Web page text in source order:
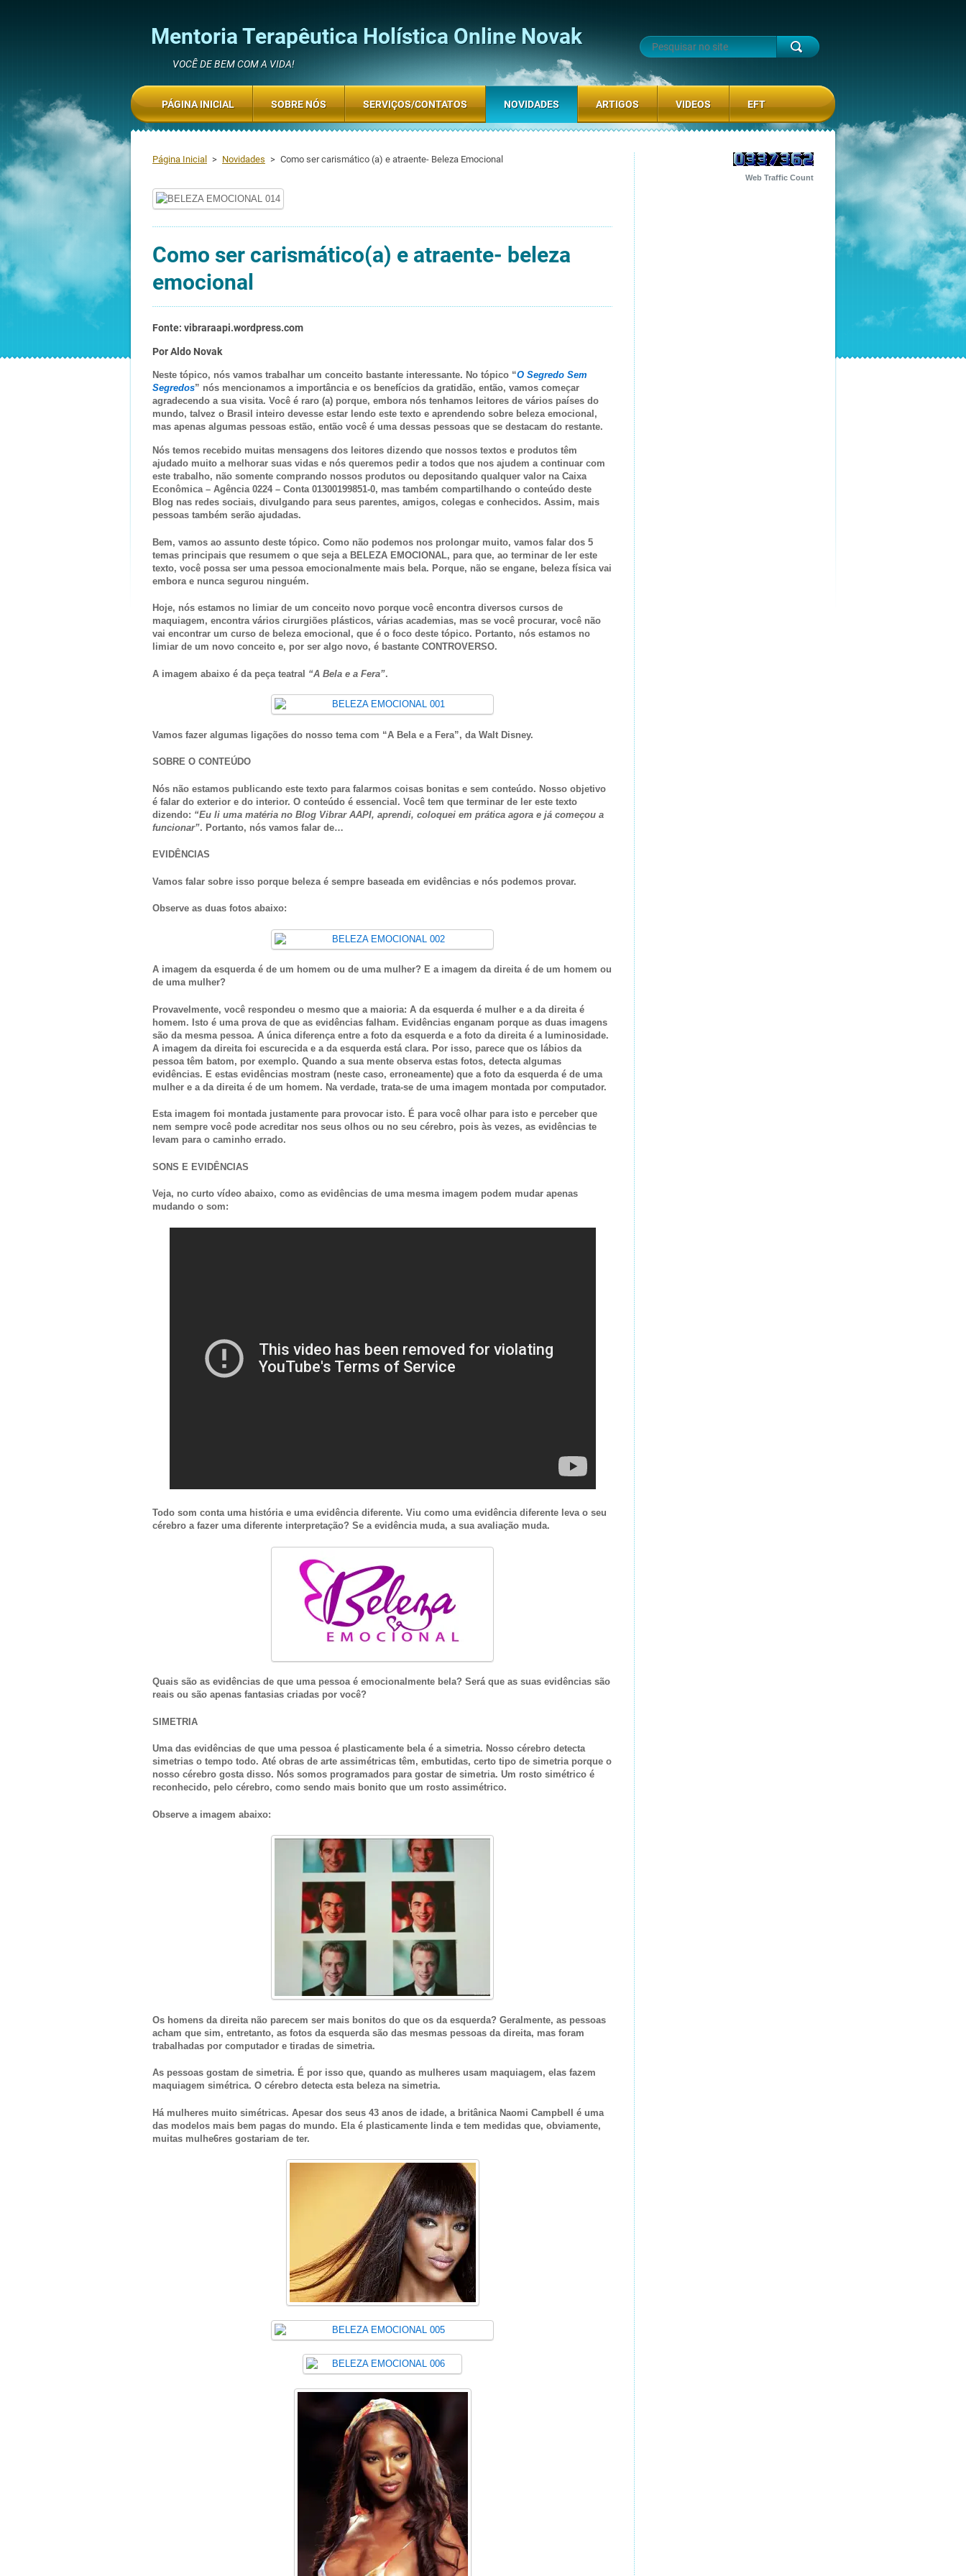
Mentoria Terapêutica Holística Online Novak
VOCÊ DE BEM COM A VIDA!
Página Inicial > Novidades > Como ser carismático (a) e atraente- Beleza Emocional
Como ser carismático(a) e atraente- beleza
emocional
Fonte: vibraraapi.wordpress.com
Por Aldo Novak
Neste tópico, nós vamos trabalhar um conceito bastante interessante. No tópico “O Segredo Sem
Segredos” nós mencionamos a importância e os benefícios da gratidão, então, vamos começar
agradecendo a sua visita. Você é raro (a) porque, embora nós tenhamos leitores de vários países do
mundo, talvez o Brasil inteiro devesse estar lendo este texto e aprendendo sobre beleza emocional,
mas apenas algumas pessoas estão, então você é uma dessas pessoas que se destacam do restante.
Nós temos recebido muitas mensagens dos leitores dizendo que nossos textos e produtos têm
ajudado muito a melhorar suas vidas e nós queremos pedir a todos que nos ajudem a continuar com
este trabalho, não somente comprando nossos produtos ou depositando qualquer valor na Caixa
Econômica – Agência 0224 – Conta 01300199851-0, mas também compartilhando o conteúdo deste
Blog nas redes sociais, divulgando para seus parentes, amigos, colegas e conhecidos. Assim, mais
pessoas também serão ajudadas.
Bem, vamos ao assunto deste tópico. Como não podemos nos prolongar muito, vamos falar dos 5
temas principais que resumem o que seja a BELEZA EMOCIONAL, para que, ao terminar de ler este
texto, você possa ser uma pessoa emocionalmente mais bela. Porque, não se engane, beleza física vai
embora e nunca segurou ninguém.
Hoje, nós estamos no limiar de um conceito novo porque você encontra diversos cursos de
maquiagem, encontra vários cirurgiões plásticos, várias academias, mas se você procurar, você não
vai encontrar um curso de beleza emocional, que é o foco deste tópico. Portanto, nós estamos no
limiar de um novo conceito e, por ser algo novo, é bastante CONTROVERSO.
A imagem abaixo é da peça teatral “A Bela e a Fera”.
Vamos fazer algumas ligações do nosso tema com “A Bela e a Fera”, da Walt Disney.
SOBRE O CONTEÚDO
Nós não estamos publicando este texto para falarmos coisas bonitas e sem conteúdo. Nosso objetivo
é falar do exterior e do interior. O conteúdo é essencial. Você tem que terminar de ler este texto
dizendo: “Eu li uma matéria no Blog Vibrar AAPI, aprendi, coloquei em prática agora e já começou a
funcionar”. Portanto, nós vamos falar de…
EVIDÊNCIAS
Vamos falar sobre isso porque beleza é sempre baseada em evidências e nós podemos provar.
Observe as duas fotos abaixo:
A imagem da esquerda é de um homem ou de uma mulher? E a imagem da direita é de um homem ou
de uma mulher?
Provavelmente, você respondeu o mesmo que a maioria: A da esquerda é mulher e a da direita é
homem. Isto é uma prova de que as evidências falham. Evidências enganam porque as duas imagens
são da mesma pessoa. A única diferença entre a foto da esquerda e a foto da direita é a luminosidade.
A imagem da direita foi escurecida e a da esquerda está clara. Por isso, parece que os lábios da
pessoa têm batom, por exemplo. Quando a sua mente observa estas fotos, detecta algumas
evidências. E estas evidências mostram (neste caso, erroneamente) que a foto da esquerda é de uma
mulher e a da direita é de um homem. Na verdade, trata-se de uma imagem montada por computador.
Esta imagem foi montada justamente para provocar isto. É para você olhar para isto e perceber que
nem sempre você pode acreditar nos seus olhos ou no seu cérebro, pois às vezes, as evidências te
levam para o caminho errado.
SONS E EVIDÊNCIAS
Veja, no curto vídeo abaixo, como as evidências de uma mesma imagem podem mudar apenas
mudando o som:
Todo som conta uma história e uma evidência diferente. Viu como uma evidência diferente leva o seu
cérebro a fazer uma diferente interpretação? Se a evidência muda, a sua avaliação muda.
Quais são as evidências de que uma pessoa é emocionalmente bela? Será que as suas evidências são
reais ou são apenas fantasias criadas por você?
SIMETRIA
Uma das evidências de que uma pessoa é plasticamente bela é a simetria. Nosso cérebro detecta
simetrias o tempo todo. Até obras de arte assimétricas têm, embutidas, certo tipo de simetria porque o
nosso cérebro gosta disso. Nós somos programados para gostar de simetria. Um rosto simétrico é
reconhecido, pelo cérebro, como sendo mais bonito que um rosto assimétrico.
Observe a imagem abaixo:
Os homens da direita não parecem ser mais bonitos do que os da esquerda? Geralmente, as pessoas
acham que sim, entretanto, as fotos da esquerda são das mesmas pessoas da direita, mas foram
trabalhadas por computador e tiradas de simetria.
As pessoas gostam de simetria. É por isso que, quando as mulheres usam maquiagem, elas fazem
maquiagem simétrica. O cérebro detecta esta beleza na simetria.
Há mulheres muito simétricas. Apesar dos seus 43 anos de idade, a britânica Naomi Campbell é uma
das modelos mais bem pagas do mundo. Ela é plasticamente linda e tem medidas que, obviamente,
muitas mulhe6res gostariam de ter.
Web Traffic Count
PÁGINA INICIAL SOBRE NÓS SERVIÇOS/CONTATOS NOVIDADES ARTIGOS VIDEOS EFT